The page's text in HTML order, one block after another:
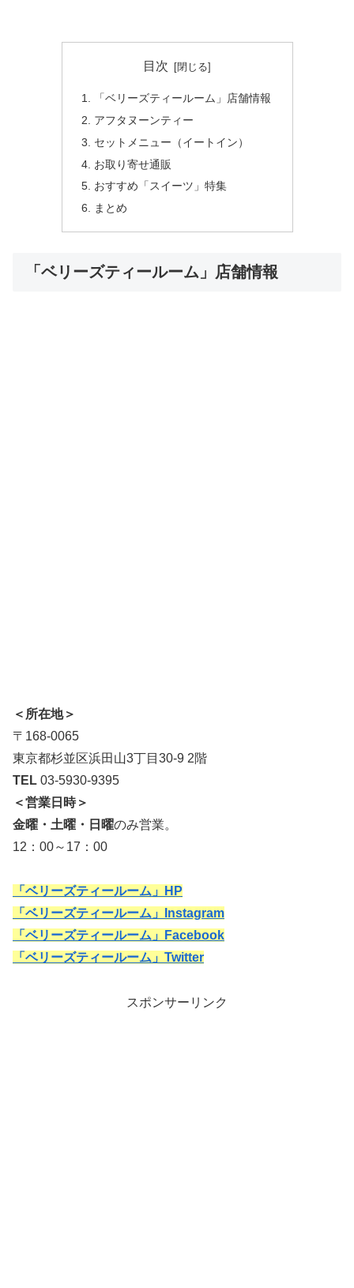
目次
「ベリーズティールーム」店舗情報
アフタヌーンティー
セットメニュー（イートイン）
お取り寄せ通販
おすすめ「スイーツ」特集
まとめ
「ベリーズティールーム」店舗情報
＜所在地＞
〒168-0065
東京都杉並区浜田山3丁目30-9 2階
TEL 03-5930-9395
＜営業日時＞
金曜・土曜・日曜のみ営業。
12：00～17：00
「ベリーズティールーム」HP
「ベリーズティールーム」Instagram
「ベリーズティールーム」Facebook
「ベリーズティールーム」Twitter
スポンサーリンク